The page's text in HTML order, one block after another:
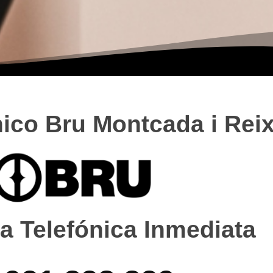
Bru Montcada i
Telefónica Inmediata